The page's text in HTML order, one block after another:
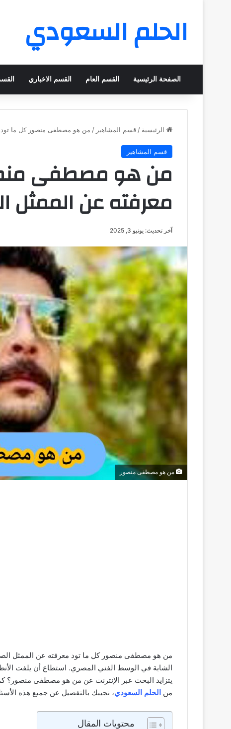
الحلم السعودي
الصفحة الرئيسية القسم العام القسم الاخباري
الرئيسية / قسم المشاهير / من هو مصطفى منصور كل ما تود
قسم المشاهير
من هو مصطفى
معرفته عن الممثل
آخر تحديث: يونيو 3, 2025
من هو مصطفى منصور
من هو مصطفى منصور كل ما تود معرفته عن الممثل
الشابة في الوسط الفني المصري. استطاع أن يلفت
يتزايد البحث عبر الإنترنت عن من هو مصطفى
من الحلم السعودي، نجيبك بالتفصيل عن جميع هذه
محتويات المقال